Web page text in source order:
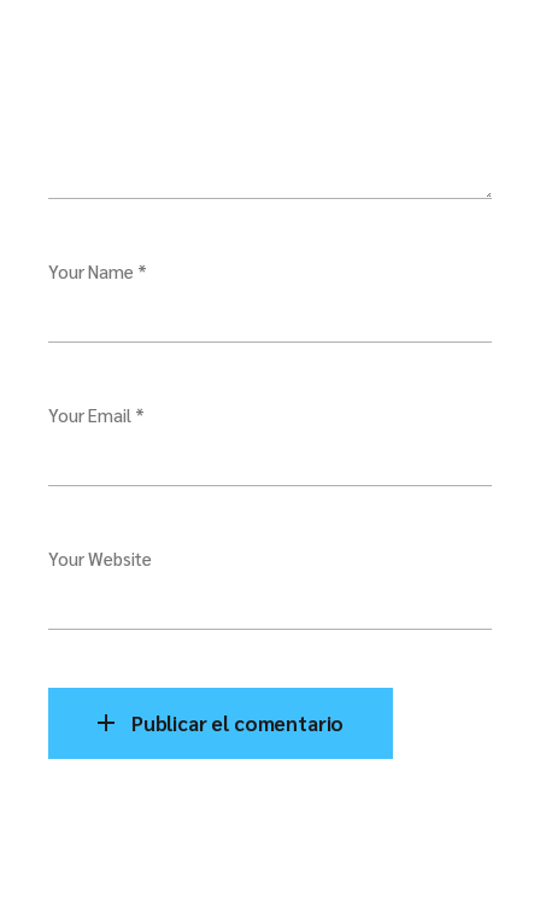
Your Name *
Your Email *
Your Website
Publicar el comentario